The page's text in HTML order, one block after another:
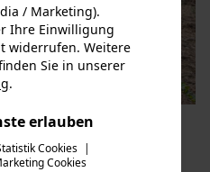
seit
/ Marketing).
Ihre Einwilligung
widerrufen. Weitere
Sie in unserer
.
erlauben
Cookies |
Cookies
Bitte